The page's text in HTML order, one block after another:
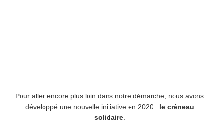
Pour aller encore plus loin dans notre démarche, nous avons
développé une nouvelle initiative en 2020 : le créneau
solidaire.